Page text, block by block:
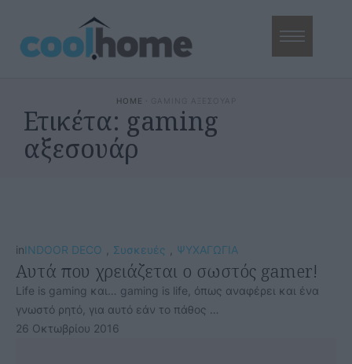
HOME · GAMING ΑΞΕΣΟΥΑΡ
Ετικέτα: gaming
αξεσουάρ
inINDOOR DECO Συσκευές ΨΥΧΑΓΩΓΙΑ
Αυτά που χρειάζεται ο σωστός gamer!
Life is gaming και… gaming is life, όπως αναφέρει και ένα
γνωστό ρητό, για αυτό εάν το πάθος …
26 Οκτωβρίου 2016